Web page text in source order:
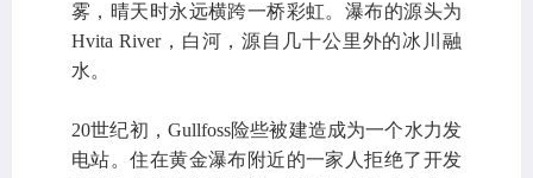
雾，晴天时永远横跨一桥彩虹。瀑布的源头为
Hvita River，白河，源自几十公里外的冰川融
水。
20世纪初，Gullfoss险些被建造成为一个水力发
电站。住在黄金瀑布附近的一家人拒绝了开发